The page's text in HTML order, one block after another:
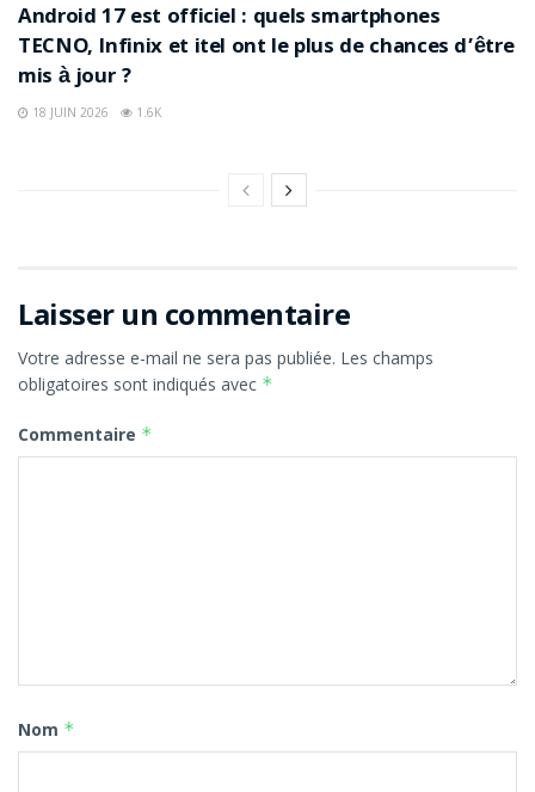
Android 17 est officiel : quels smartphones
TECNO, Infinix et itel ont le plus de chances d’être
mis à jour ?
18 JUIN 2026 1.6K
Laisser un commentaire
Votre adresse e-mail ne sera pas publiée. Les champs
obligatoires sont indiqués avec *
Commentaire *
Nom *